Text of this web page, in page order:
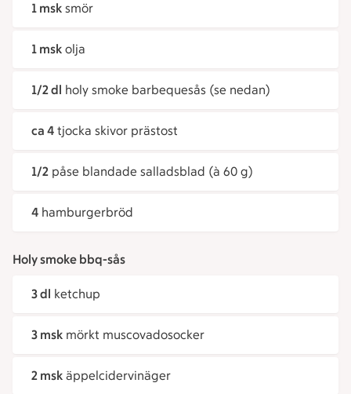
1 msk smör
1 msk olja
1/2 dl holy smoke barbequesås (se nedan)
ca 4 tjocka skivor prästost
1/2 påse blandade salladsblad (à 60 g)
4 hamburgerbröd
Holy smoke bbq-sås
3 dl ketchup
3 msk mörkt muscovadosocker
2 msk äppelcidervinäger